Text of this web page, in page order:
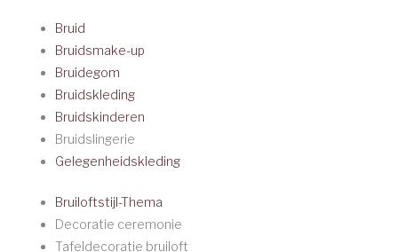
Bruid
Bruidsmake-up
Bruidegom
Bruidskleding
Bruidskinderen
Bruidslingerie
Gelegenheidskleding
Bruiloftstijl-Thema
Decoratie ceremonie
Tafeldecoratie bruiloft